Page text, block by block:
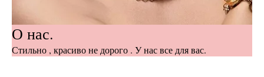
О нас.
Стильно , красиво не дорого . У нас все для вас.